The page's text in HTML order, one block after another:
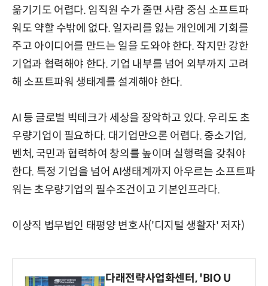
옮기기도 어렵다. 임직원 수가 줄면 사람 중심 소프트파
워도 약할 수밖에 없다. 일자리를 잃는 개인에게 기회를
주고 아이디어를 만드는 일을 도와야 한다. 작지만 강한
기업과 협력해야 한다. 기업 내부를 넘어 외부까지 고려
해 소프트파워 생태계를 설계해야 한다.
AI 등 글로벌 빅테크가 세상을 장악하고 있다. 우리도 초
우량기업이 필요하다. 대기업만으론 어렵다. 중소기업,
벤처, 국민과 협력하여 창의를 높이며 실행력을 갖춰야
한다. 특정 기업을 넘어 AI생태계까지 아우르는 소프트파
워는 초우량기업의 필수조건이고 기본인프라다.
이상직 법무법인 태평양 변호사('디지털 생활자' 저자)
다래전략사업화센터, 'BIO U